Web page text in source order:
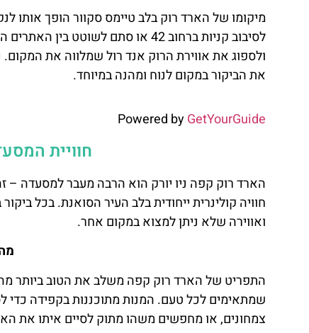
מיקומו של הארד רוק בלב טיימס סקוור הופך אותו
לסיבוב קניות ברחוב 42 או סתם
ולספוג את אווירת הרוק אנד רול שמלווה את
את הביקור במקום לנוח ומהנה במיוחד.
Powered byGetYourGuide
חוויית
הארד רוק קפה ניו יורק הוא הרבה מעבר למסעדה
חוויה קולינרית ייחודית בלב העיר הסואנת. בכל
ואווירה שלא ניתן למצוא במקום אחר.
התפריט של הארד רוק קפה משלב את הטוב ביותר
שמתאימים לכל טעם. המנות מתוכננות בקפידה כדי
צמחונים, או מחפשים משהו מתוק לסיים איתו את